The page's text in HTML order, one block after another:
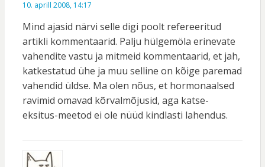
10. aprill 2008, 14:17
Mind ajasid närvi selle digi poolt refereeritud
artikli kommentaarid. Palju hülgemöla erinevate
vahendite vastu ja mitmeid kommentaarid, et jah,
katkestatud ühe ja muu selline on kõige paremad
vahendid üldse. Ma olen nõus, et hormonaalsed
ravimid omavad kõrvalmõjusid, aga katse-
eksitus-meetod ei ole nüüd kindlasti lahendus.